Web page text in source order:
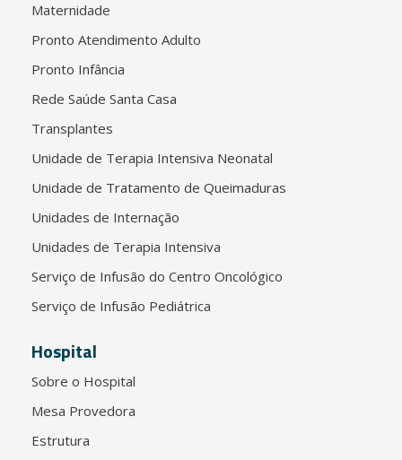
Maternidade
Pronto Atendimento Adulto
Pronto Infância
Rede Saúde Santa Casa
Transplantes
Unidade de Terapia Intensiva Neonatal
Unidade de Tratamento de Queimaduras
Unidades de Internação
Unidades de Terapia Intensiva
Serviço de Infusão do Centro Oncológico
Serviço de Infusão Pediátrica
Hospital
Sobre o Hospital
Mesa Provedora
Estrutura